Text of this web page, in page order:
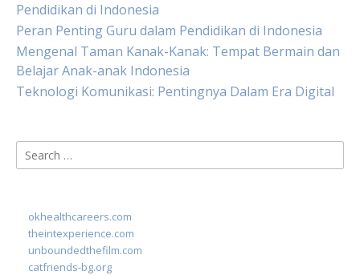
Pendidikan di Indonesia
Peran Penting Guru dalam Pendidikan di Indonesia
Mengenal Taman Kanak-Kanak: Tempat Bermain dan
Belajar Anak-anak Indonesia
Teknologi Komunikasi: Pentingnya Dalam Era Digital
Search
for:
okhealthcareers.com
theintexperience.com
unboundedthefilm.com
catfriends-bg.org